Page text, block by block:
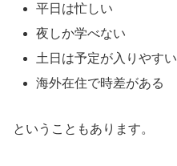
平日は忙しい
夜しか学べない
土日は予定が入りやすい
海外在住で時差がある
ということもあります。